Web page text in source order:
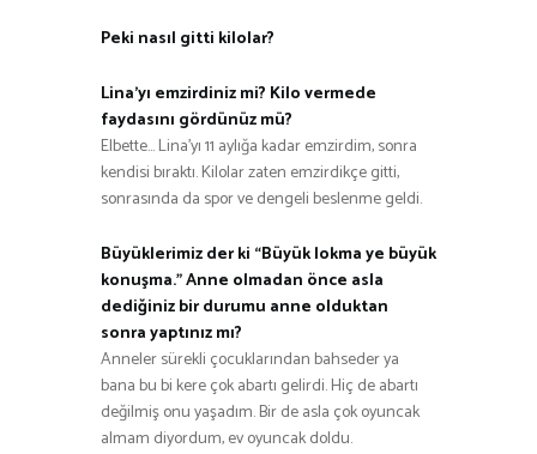
Peki nasıl gitti kilolar?
Lina’yı emzirdiniz mi? Kilo vermede
faydasını gördünüz mü?
Elbette… Lina’yı 11 aylığa kadar emzirdim, sonra
kendisi bıraktı. Kilolar zaten emzirdikçe gitti,
sonrasında da spor ve dengeli beslenme geldi.
Büyüklerimiz der ki “Büyük lokma ye büyük
konuşma.” Anne olmadan önce asla
dediğiniz bir durumu anne olduktan
sonra yaptınız mı?
Anneler sürekli çocuklarından bahseder ya
bana bu bi kere çok abartı gelirdi. Hiç de abartı
değilmiş onu yaşadım. Bir de asla çok oyuncak
almam diyordum, ev oyuncak doldu.